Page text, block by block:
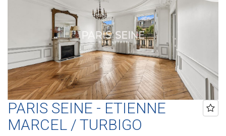
Agence Champ de Mars - 38 avenue de la Motte-Picquet - PARIS 7
(ACHAT - VENTE - LOCATION - GESTION - SUCCESSION -
ÉVALUATION OFFERTE SOUS 24 H).
PARIS SEINE - ETIENNE
MARCEL / TURBIGO